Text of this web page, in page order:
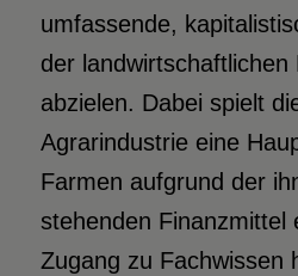
umfassende,
der landwirtschaftlichen
abzielen. Dabei spielt
Agrarindustrie eine
Farmen aufgrund der
stehenden Finanzmittel
Zugang zu Fachwissen